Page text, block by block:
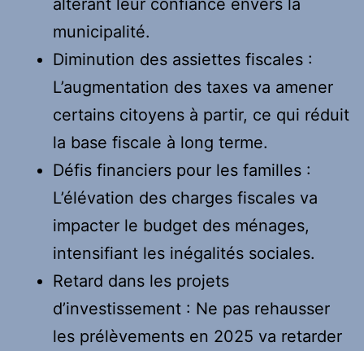
municipalité.
Diminution des assiettes fiscales :
L’augmentation des taxes va amener
certains citoyens à partir, ce qui réduit
la base fiscale à long terme.
Défis financiers pour les familles :
L’élévation des charges fiscales va
impacter le budget des ménages,
intensifiant les inégalités sociales.
Retard dans les projets
d’investissement : Ne pas rehausser
les prélèvements en 2025 va retarder